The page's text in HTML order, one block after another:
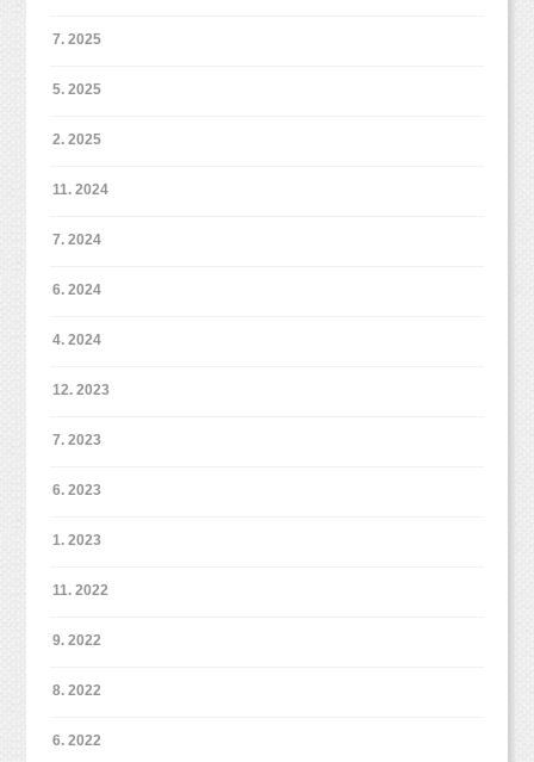
7. 2025
5. 2025
2. 2025
11. 2024
7. 2024
6. 2024
4. 2024
12. 2023
7. 2023
6. 2023
1. 2023
11. 2022
9. 2022
8. 2022
6. 2022